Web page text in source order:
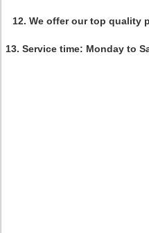
12. We offer our top quality
13. Service time: Monday to